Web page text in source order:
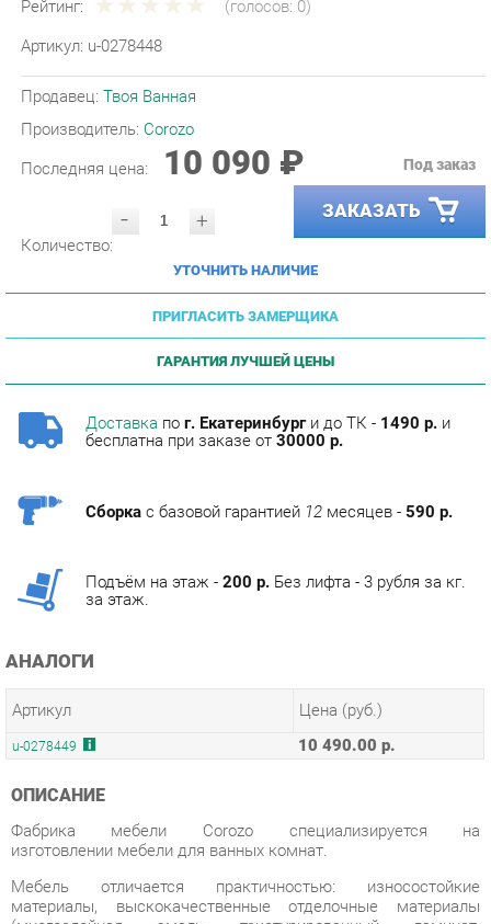
Артикул: u-0278448
Продавец:
Производитель: Corozo
Последняя цена: 10 090 ₽
- + ЗАКАЗАТЬ
УТОЧНИТЬ НАЛИЧИЕ
ПРИГЛАСИТЬ ЗАМЕРЩИКА
ГАРАНТИЯ ЛУЧШЕЙ ЦЕНЫ
и до ТК -
бесплатна при заказе от30000 р.
Подъём на этаж - 200 р. Без лифта - 3 рубля за кг.
АНАЛОГИ
Фабрика мебели Corozo специализируется на
изготовлении мебели для ванных комнат.
материалы, выскокачественные отделочные материалы
(многослойная эмаль, текстурированный ламинат,
влагостойкие плёнки), прочная фурнитура, широкий
модельный ряд - всё это позволит вам создать комплект под
размеры вашей ванной комнаты.